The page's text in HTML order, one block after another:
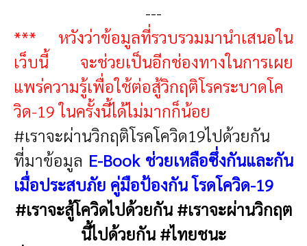
---
*** หวังว่าข้อมูลที่รวบรวมมานำเสนอใน
เว็บนี้ จะช่วยเป็นอีกช่องทางในการเผย
แพร่ความรู้เพื่อใช้ต่อสู้วิกฤติโรคระบาดโค
วิด-19 ในครั้งนี้ได้ไม่มากก็น้อย
#เราจะผ่านวิกฤติโรคโควิด19ไปด้วยกัน
ที่มาข้อมูล E-Book ช่วยเหลือซึ่งกันและกัน
เมื่อประสบภัย คู่มือป้องกัน โรดโควิด-19
#เราจะสู้โควิดไปด้วยกัน #เราจะผ่านวิกฤต
นี้ไปด้วยกัน #ไทยชนะ